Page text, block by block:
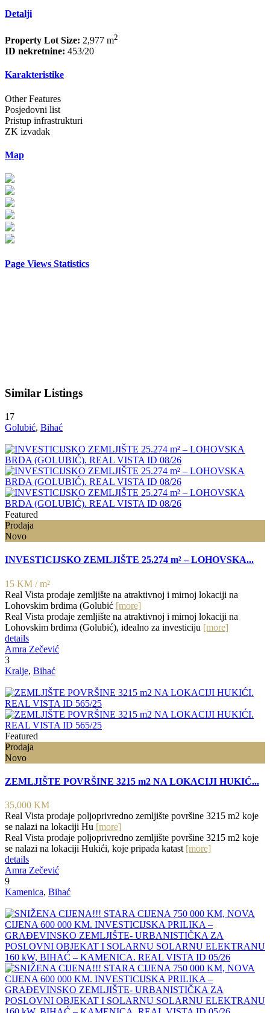
Detalji
Property Lot Size: 2,977 m2
ID nekretnine: 453/20
Karakteristike
Other Features
Posjedovni list
Pristup infrastrukturi
ZK izvadak
Map
Page Views Statistics
Similar Listings
17
Golubić, Bihać
Featured
Prodaja
Novo
INVESTICIJSKO ZEMLJIŠTE 25.274 m² – LOHOVSKA...
15 KM / m²
Real Vista prodaje zemljište na atraktivnoj i mirnoj lokaciji na
Lohovskim brdima (Golubić [more]
Real Vista prodaje zemljište na atraktivnoj i mirnoj lokaciji na
Lohovskim brdima (Golubić), idealno za investiciju [more]
details
Amra Zečević
3
Kralje, Bihać
Featured
Prodaja
Novo
ZEMLJIŠTE POVRŠINE 3215 m2 NA LOKACIJI HUKIĆ...
35,000 KM
Real Vista prodaje poljoprivredno zemljište površine 3215 m2 koje
se nalazi na lokaciji Hu [more]
Real Vista prodaje poljoprivredno zemljište površine 3215 m2 koje
se nalazi na lokaciji Hukići, koje pripada katast [more]
details
Amra Zečević
9
Kamenica, Bihać